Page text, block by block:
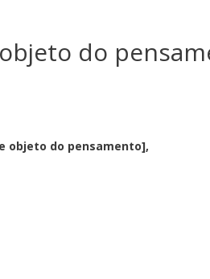
do
objeto do pensamento],